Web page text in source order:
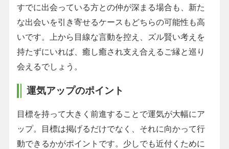
すでに出会っている方との仲が深まる場合も、新た
な出会いを引き寄せるケースもどちらの可能性も高
いです。上から目線な言動を控え、ズル賢い考えを
持たずにいれば、癒し癒され支え合えるご縁と巡り
会えるでしょう。
運気アップのポイント
目標を持って大きく前進することで運気が大幅にア
ップ。目標は掲げるだけでなく、それに向かって行
動できるかがポイントです。少しでも近付くために